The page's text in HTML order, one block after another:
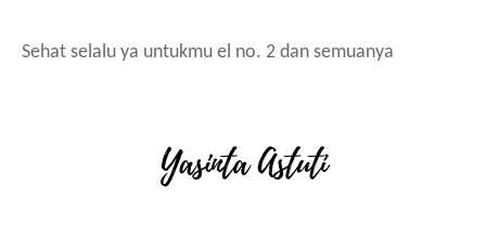
Sehat selalu ya untukmu el no. 2 dan semuanya